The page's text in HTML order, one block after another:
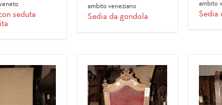
seduta
ambito veneziano
Sedia da gondola
ambito
Sedia